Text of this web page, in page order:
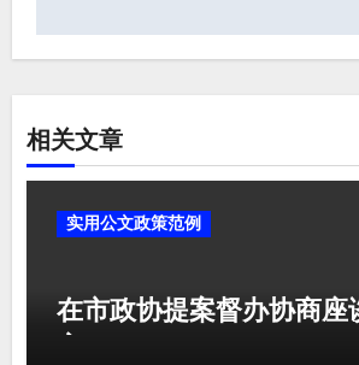
航
相关文章
实用公文政策范例
在市政协提案督办协商座